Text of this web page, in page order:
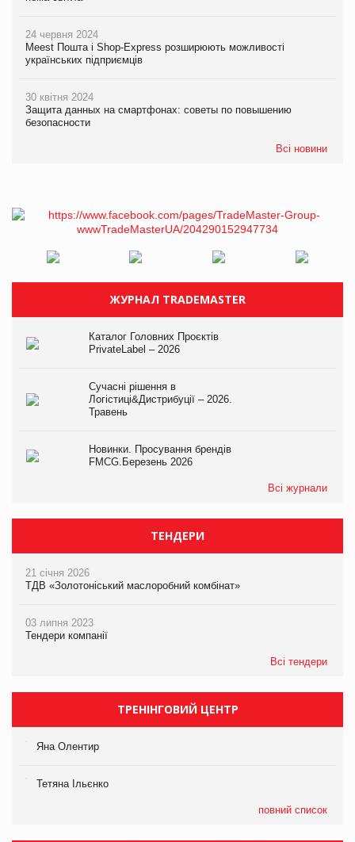
24 червня 2024
Meest Пошта і Shop-Express розширюють можливості
українських підприємців
30 квітня 2024
Защита данных на смартфонах: советы по повышению
безопасности
Всі новини
ЖУРНАЛ TRADEMASTER
Каталог Головних Проєктів
PrivateLabel – 2026
Сучасні рішення в
Логістиці&Дистрибуції – 2026.
Травень
Новинки. Просування брендів
FMCG.Березень 2026
Всі журнали
ТЕНДЕРИ
21 січня 2026
ТДВ «Золотоніський маслоробний комбінат»
03 липня 2023
Тендери компанії
Всі тендери
ТРЕНІНГОВИЙ ЦЕНТР
Яна Олентир
Тетяна Ільєнко
повний список